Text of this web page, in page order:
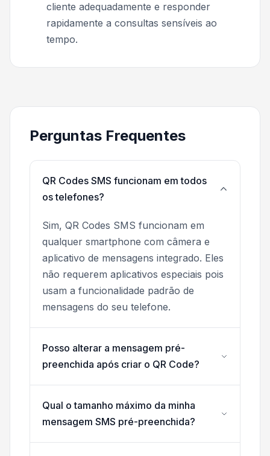
cliente adequadamente e responder
rapidamente a consultas sensíveis ao
tempo.
Perguntas Frequentes
QR Codes SMS funcionam em todos
os telefones?
Sim, QR Codes SMS funcionam em
qualquer smartphone com câmera e
aplicativo de mensagens integrado. Eles
não requerem aplicativos especiais pois
usam a funcionalidade padrão de
mensagens do seu telefone.
Posso alterar a mensagem pré-
preenchida após criar o QR Code?
Qual o tamanho máximo da minha
mensagem SMS pré-preenchida?